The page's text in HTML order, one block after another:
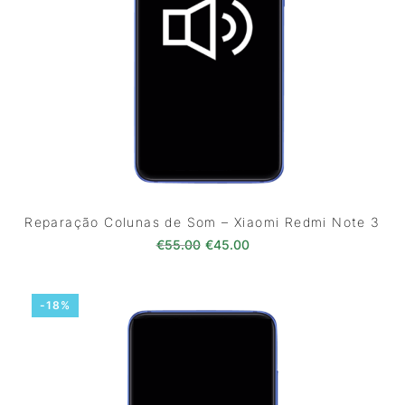
Reparação Colunas de Som – Xiaomi Redmi Note 3
€55.00 O preço original era: €55.00.
€45.00O preço atual é:
-18%